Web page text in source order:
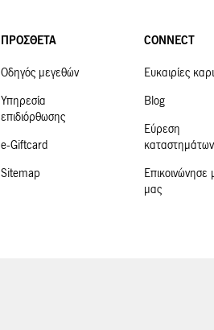
ΠΡΟΣΘΕΤΑ
Οδηγός μεγεθών
Υπηρεσία
επιδιόρθωσης
e-Giftcard
Sitemap
CONNECT
Ευκαιρίες
Blog
Εύρεση
καταστημάτων
Επικοινώνησε
μας